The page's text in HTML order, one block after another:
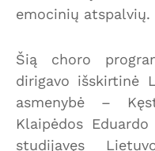
emocinių atspalvių.
Šią choro
dirigavo išskirtinė
asmenybė –
Klaipėdos
studijavęs